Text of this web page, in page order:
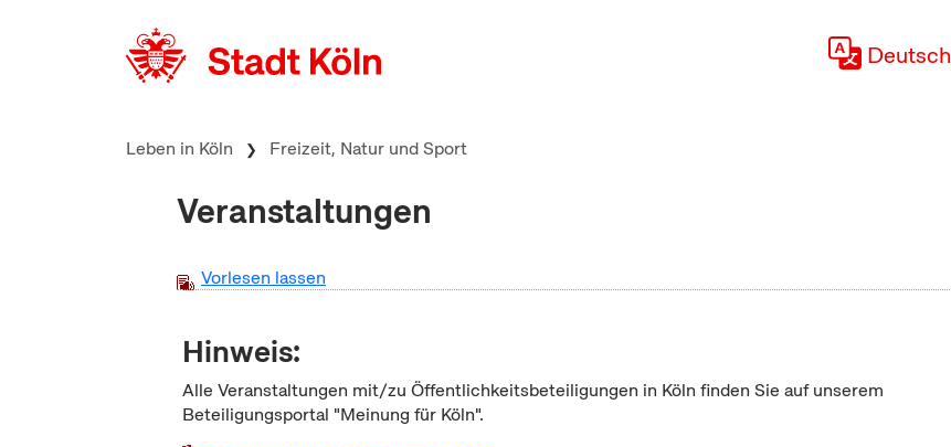
Deutsch
Leben in Köln Freizeit, Natur und Sport
Veranstaltungen
Vorlesen lassen
Hinweis:
Alle Veranstaltungen mit/zu Öffentlichkeitsbeteiligungen in Köln finden Sie auf unserem
Beteiligungsportal "Meinung für Köln".